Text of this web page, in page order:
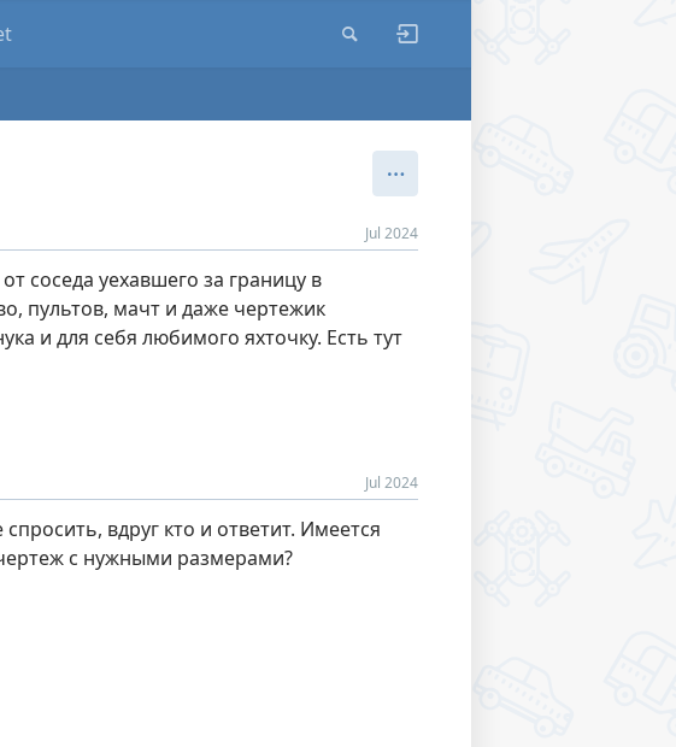
Jul 2024
соседа уехавшего за границу в
пультов, мачт и даже чертежик
и для себя любимого яхточку. Есть тут
Jul 2024
вдруг кто и ответит. Имеется
с нужными размерами?